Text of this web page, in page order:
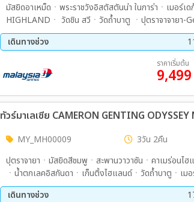
มัสยิดอาเหม็ดㆍพระราชวังอิสตัสตันน่า ในการ่าㆍเมอร์
HIGHLANDㆍ วัดชิน สวีㆍวัดถ้ำบาตู ㆍปุตราจาจายา-
เดินทางช่วง
15 ส.ค. 69 - 17
29 ส.ค. 69 - 31 ส.ค. 69
05 ก.ย. 69 - 07
10 ต.ค. 69 - 12 ต.ค. 69
17 ต.ค. 69 - 19
24 ต.ค. 69 - 26 ต.ค. 69
31 ต.ค. 69 - 02
14 พ.ย. 69 - 16 พ.ย. 69
21 พ.ย. 69 - 23
26 ธ.ค. 69 - 28 ธ.ค. 69
30 ธ.ค. 69 - 01
ราคาเริ่มต้น
9,499
ทัวร์มาเลเซีย CAMERON GENTING
MY_MH00009 3วัน 2คืน
ปุตราจายาㆍมัสยิดสีชมพูㆍสะพานวาวาซันㆍคาเมร่อน
ㆍน้ำตกเลคอิสกันดาㆍเก็นติ้งไฮแลนด์ㆍวัดถ้ำบาตูㆍเ
ㆍมัสยิดอาเหม็ด
เดินทางช่วง